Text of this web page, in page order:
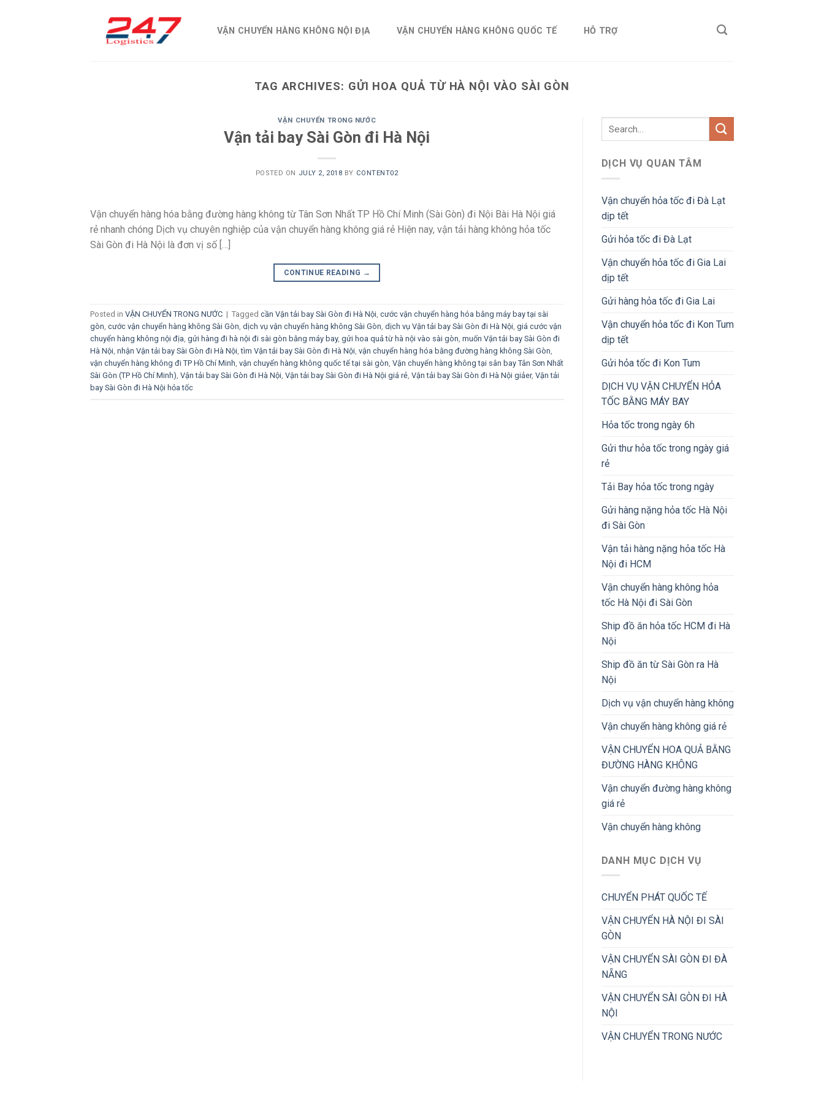
VẬN CHUYỂN HÀNG KHÔNG NỘI ĐỊA VẬN CHUYỂN HÀNG KHÔNG QUỐC TẾ HỖ TRỢ
TAG ARCHIVES: GỬI HOA QUẢ TỪ HÀ NỘI VÀO SÀI GÒN
VẬN CHUYỂN TRONG NƯỚC
Vận tải bay Sài Gòn đi Hà Nội
POSTED ON JULY 2, 2018 BY CONTENT02
Vận chuyển hàng hóa bằng đường hàng không từ Tân Sơn Nhất TP Hồ Chí Minh (Sài Gòn) đi Nội Bài Hà Nội giá
rẻ nhanh chóng Dịch vụ chuyên nghiệp của vận chuyển hàng không giá rẻ Hiện nay, vận tải hàng không hỏa tốc
Sài Gòn đi Hà Nội là đơn vị số […]
CONTINUE READING →
Posted in VẬN CHUYỂN TRONG NƯỚC | Tagged cần Vận tải bay Sài Gòn đi Hà Nội, cước vận chuyển hàng hóa bằng máy bay tại sài
gòn, cước vận chuyển hàng không Sài Gòn, dịch vụ vận chuyển hàng không Sài Gòn, dịch vụ Vận tải bay Sài Gòn đi Hà Nội, giá cước vận
chuyển hàng không nội địa, gửi hàng đi hà nội đi sài gòn bằng máy bay, gửi hoa quả từ hà nội vào sài gòn, muốn Vận tải bay Sài Gòn đi
Hà Nội, nhận Vận tải bay Sài Gòn đi Hà Nội,tìm Vận tải bay Sài Gòn đi Hà Nội, vận chuyển hàng hóa bằng đường hàng không Sài Gòn,
vận chuyển hàng không đi TP Hồ Chí Minh, vận chuyển hàng không quốc tế tại sài gòn, Vận chuyển hàng không tại sân bay Tân Sơn Nhất
Sài Gòn (TP Hồ Chí Minh), Vận tải bay Sài Gòn đi Hà Nội, Vận tải bay Sài Gòn đi Hà Nội giá rẻ, Vận tải bay Sài Gòn đi Hà Nội giảer, Vận tải
bay Sài Gòn đi Hà Nội hỏa tốc
DỊCH VỤ QUAN TÂM
Vận chuyển hỏa tốc đi Đà Lạt
dịp tết
Gửi hỏa tốc đi Đà Lạt
Vận chuyển hỏa tốc đi Gia Lai
dịp tết
Gửi hàng hỏa tốc đi Gia Lai
Vận chuyển hỏa tốc đi Kon Tum
dịp tết
Gửi hỏa tốc đi Kon Tum
DỊCH VỤ VẬN CHUYỂN HỎA
TỐC BẰNG MÁY BAY
Hỏa tốc trong ngày 6h
Gửi thư hỏa tốc trong ngày giá
rẻ
Tải Bay hỏa tốc trong ngày
Gửi hàng nặng hỏa tốc Hà Nội
đi Sài Gòn
Vận tải hàng nặng hỏa tốc Hà
Nội đi HCM
Vận chuyển hàng không hỏa
tốc Hà Nội đi Sài Gòn
Ship đồ ăn hỏa tốc HCM đi Hà
Nội
Ship đồ ăn từ Sài Gòn ra Hà
Nội
Dịch vụ vận chuyển hàng không
Vận chuyển hàng không giá rẻ
VẬN CHUYỂN HOA QUẢ BẰNG
ĐƯỜNG HÀNG KHÔNG
Vận chuyển đường hàng không
giá rẻ
Vận chuyển hàng không
DANH MỤC DỊCH VỤ
CHUYỂN PHÁT QUỐC TẾ
VẬN CHUYỂN HÀ NỘI ĐI SÀI
GÒN
VẬN CHUYỂN SÀI GÒN ĐI ĐÀ
NẴNG
VẬN CHUYỂN SÀI GÒN ĐI HÀ
NỘI
VẬN CHUYỂN TRONG NƯỚC